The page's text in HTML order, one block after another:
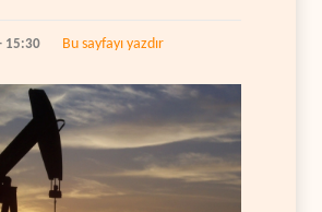
15:30 Bu sayfayı yazdır